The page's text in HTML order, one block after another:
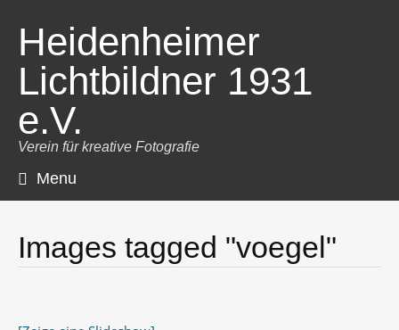
Heidenheimer
Lichtbildner 1931
e.V.
Verein für kreative Fotografie
Menu
Images tagged "voegel"